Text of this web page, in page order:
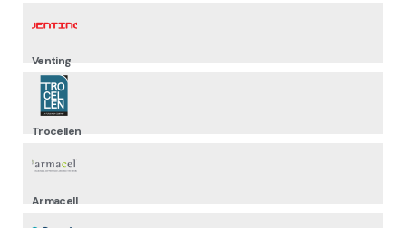
Venting
Trocellen
Armacell